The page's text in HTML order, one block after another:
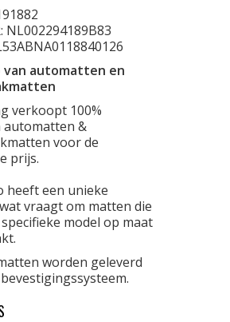
NL002294189B83
van automatten en
verkoopt 100%
automatten &
voor de
prijs.
heeft een unieke
vraagt om matten die
model op maat
worden geleverd